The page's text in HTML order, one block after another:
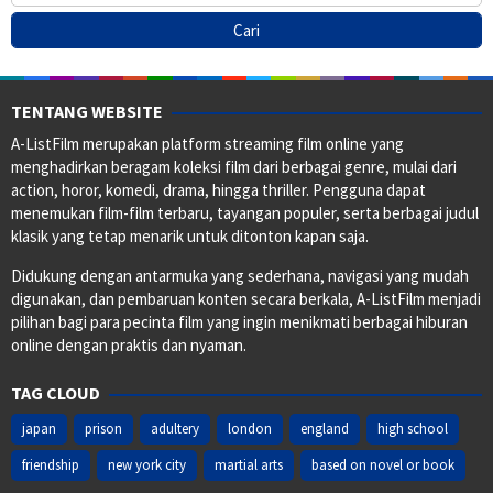
TENTANG WEBSITE
A-ListFilm merupakan platform streaming film online yang
menghadirkan beragam koleksi film dari berbagai genre, mulai dari
action, horor, komedi, drama, hingga thriller. Pengguna dapat
menemukan film-film terbaru, tayangan populer, serta berbagai judul
klasik yang tetap menarik untuk ditonton kapan saja.
Didukung dengan antarmuka yang sederhana, navigasi yang mudah
digunakan, dan pembaruan konten secara berkala, A-ListFilm menjadi
pilihan bagi para pecinta film yang ingin menikmati berbagai hiburan
online dengan praktis dan nyaman.
TAG CLOUD
japan prison adultery london england
high school
friendship
new york city martial arts based on novel or book